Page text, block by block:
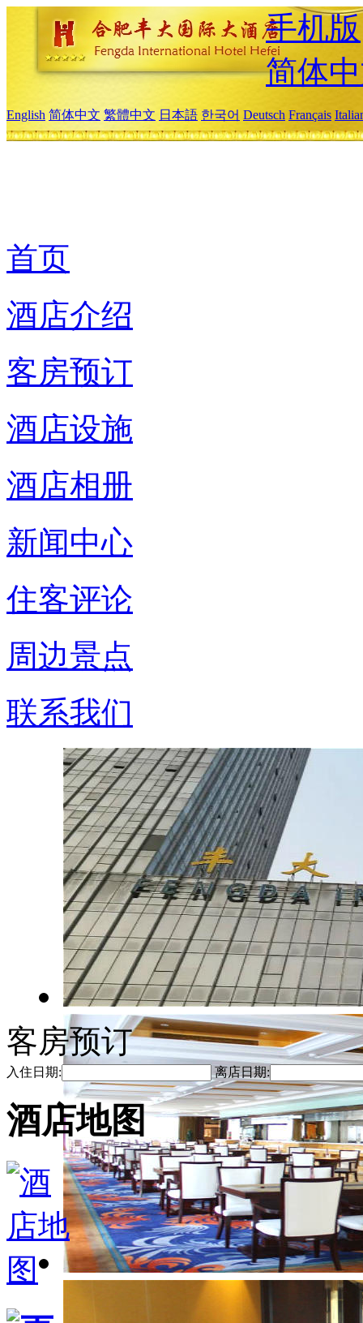
手机版
简体
English 简体中文 繁體中文 日本語 한국어 Deutsch Français
首页
酒店介绍
客房预订
酒店设施
酒店相册
新闻中心
住客评论
周边景点
联系我们
客房预订
入住日期: 离店日期:
酒店地图